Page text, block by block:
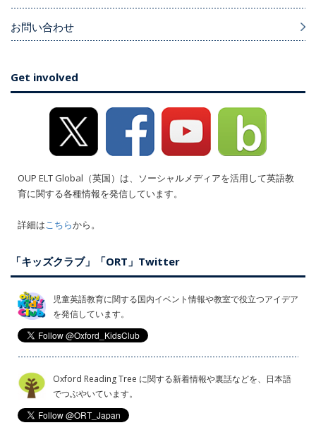
お問い合わせ
Get involved
OUP ELT Global（英国）は、ソーシャルメディアを活用して英語教
育に関する各種情報を発信しています。
詳細はこちらから。
「キッズクラブ」「ORT」Twitter
児童英語教育に関する国内イベント情報や教室で役立つアイデア
を発信しています。
Oxford Reading Tree に関する新着情報や裏話などを、日本語
でつぶやいています。